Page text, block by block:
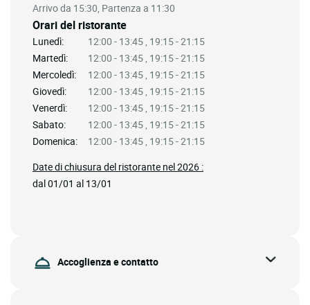
Arrivo da 15:30, Partenza a 11:30
Orari del ristorante
Lunedì:
12:00 - 13:45 , 19:15 - 21:15
Martedì:
12:00 - 13:45 , 19:15 - 21:15
Mercoledì:
12:00 - 13:45 , 19:15 - 21:15
Giovedì:
12:00 - 13:45 , 19:15 - 21:15
Venerdì:
12:00 - 13:45 , 19:15 - 21:15
Sabato:
12:00 - 13:45 , 19:15 - 21:15
Domenica:
12:00 - 13:45 , 19:15 - 21:15
Date di chiusura del ristorante nel 2026 :
dal 01/01 al 13/01
Accoglienza e contatto